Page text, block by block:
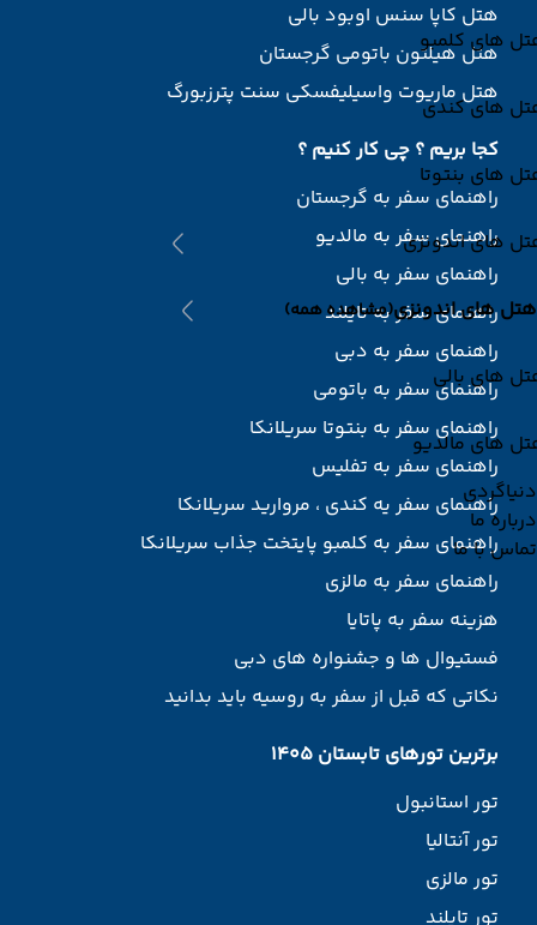
های کلمبو
های کندی
های بنتوتا
های اندونزی
هتل های اندونزی(مشاهده همه)
های بالی
های مالدیو
دنیاگردی
درباره ما
تماس با ما
هتل کاپا سنس اوبود بالی
هتل هیلتون باتومی گرجستان
هتل ماریوت واسیلیفسکی سنت پترزبورگ
کجا بریم ؟ چی کار کنیم ؟
راهنمای سفر به گرجستان
راهنمای سفر به مالدیو
راهنمای سفر به بالی
راهنمای سفر به تایلند
راهنمای سفر به دبی
راهنمای سفر به باتومی
راهنمای سفر به بنتوتا سریلانکا
راهنمای سفر به تفلیس
راهنمای سفر یه کندی ، مروارید سریلانکا
راهنمای سفر به کلمبو پایتخت جذاب سریلانکا
راهنمای سفر به مالزی
هزینه سفر به پاتایا
فستیوال ها و جشنواره های دبی
نکاتی که قبل از سفر به روسیه باید بدانید
برترین تورهای تابستان 1405
تور استانبول
تور آنتالیا
تور مالزی
تور تایلند